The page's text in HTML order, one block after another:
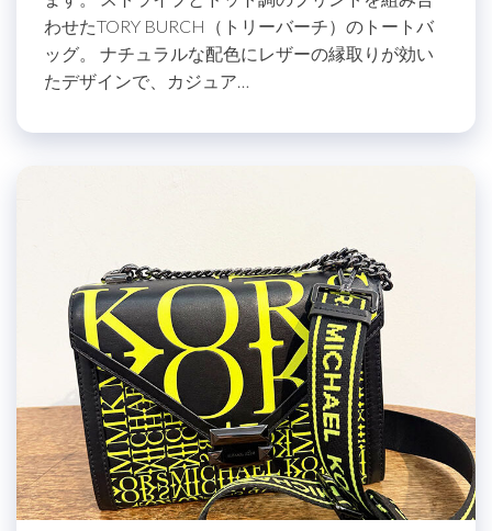
わせたTORY BURCH（トリーバーチ）のトートバ
ッグ。 ナチュラルな配色にレザーの縁取りが効い
たデザインで、カジュア…